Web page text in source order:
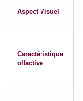
Aspect Visuel
Caractéristique
olfactive